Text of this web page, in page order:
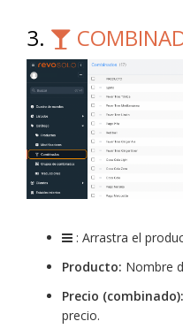
3.
: Arrastra el
Producto: Nombre
Precio (combinado):
precio.